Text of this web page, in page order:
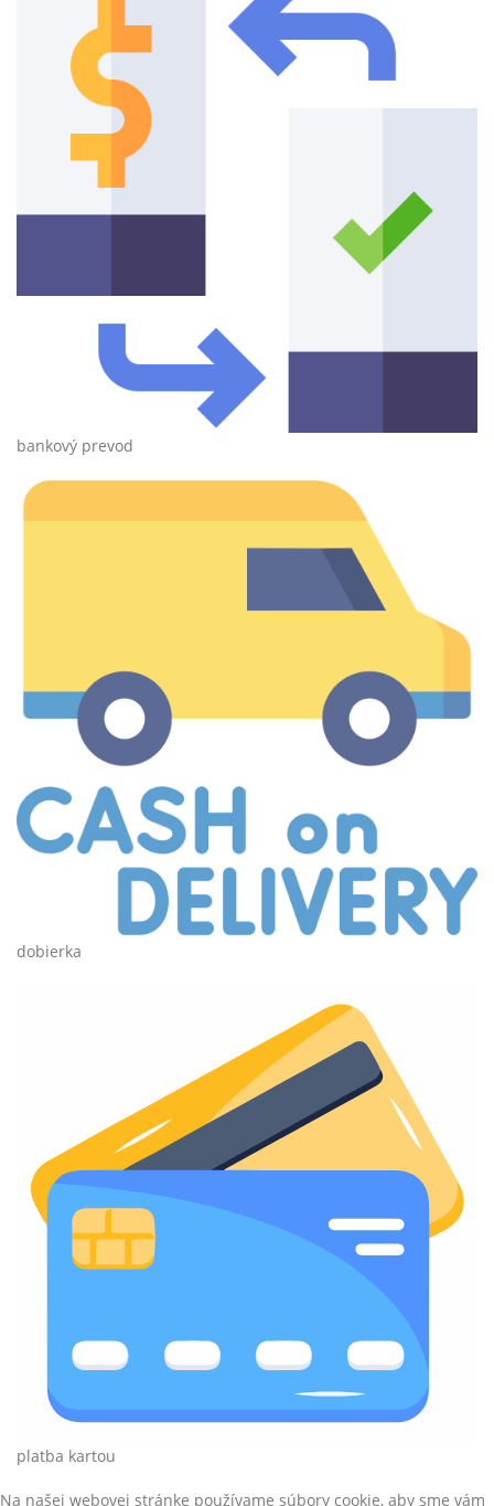
bankový prevod
dobierka
platba kartou
Na našej webovej stránke používame súbory cookie, aby sme vám